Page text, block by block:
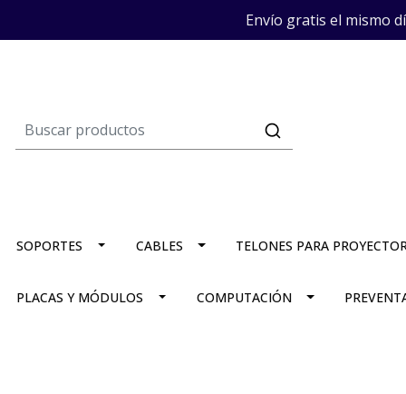
Envío gratis el mismo
SOPORTES CABLES TELONES PARA
PLACAS Y MÓDULOS COMPUTACIÓN